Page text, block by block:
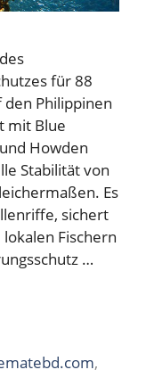
für 88
den Philippinen
mit Blue
Howden
Stabilität von
Es
sichert
Fischern
…
,